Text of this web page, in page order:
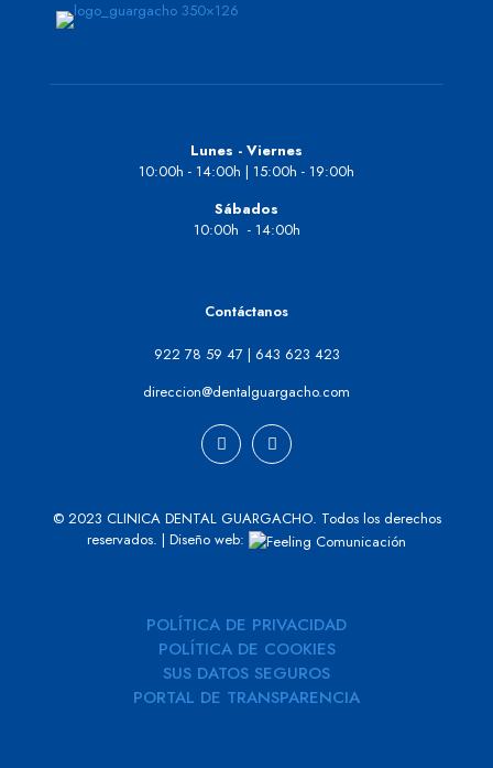
Lunes - Viernes
10:00h - 14:00h | 15:00h - 19:00h
Sábados
10:00h - 14:00h
Contáctanos
922 78 59 47| 643 623 423
direccion@dentalguargacho.com
© 2023 CLINICA DENTAL GUARGACHO. Todos los derechos
reservados. | Diseño web:
POLÍTICA DE PRIVACIDAD
POLÍTICA DE COOKIES
SUS DATOS SEGUROS
PORTAL DE TRANSPARENCIA